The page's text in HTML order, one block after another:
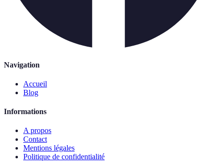
Navigation
Accueil
Blog
Informations
A propos
Contact
Mentions légales
Politique de confidentialité